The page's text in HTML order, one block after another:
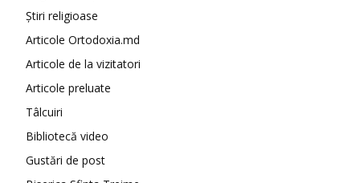
Știri religioase
Articole Ortodoxia.md
Articole de la vizitatori
Articole preluate
Tâlcuiri
Bibliotecă video
Gustări de post